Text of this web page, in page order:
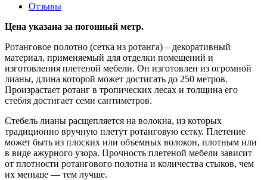
Отзывы
Цена указана за погонный метр.
Ротанговое полотно (сетка из ротанга) – декоративный
материал, применяемый для отделки помещений и
изготовления плетеной мебели. Он изготовлен из огромной
лианы, длина которой может достигать до 250 метров.
Произрастает ротанг в тропических лесах и толщина его
стебля достигает семи сантиметров.
Стебель лианы расщепляется на волокна, из которых
традиционно вручную плетут ротанговую сетку. Плетение
может быть из плоских или объемных волокон, плотным или
в виде ажурного узора. Прочность плетеной мебели зависит
от плотности ротангового полотна и количества стыков, чем
их меньше — тем лучше.